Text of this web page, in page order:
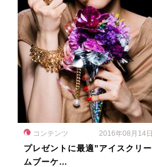
コンテンツ 2016年08月14日
プレゼントに最適”アイスクリー
ムブーケ…